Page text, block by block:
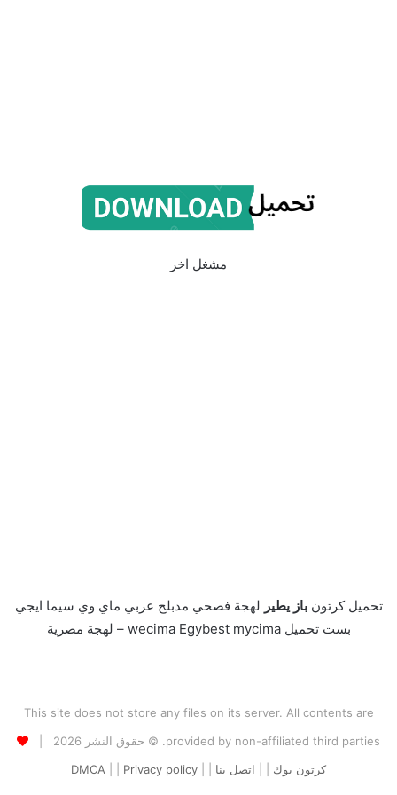
مشغل اخر
تحميل كرتونباز يطير لهجة فصحي مدبلج عربي ماي وي سيما ايجي
بست تحميل wecima Egybest mycima – لهجة مصرية
This site does not store any files on its server. All contents are
provided by non-affiliated third parties. © حقوق النشر 2026 |
كرتون بوك
اتصل بنا DMCA Privacy policy